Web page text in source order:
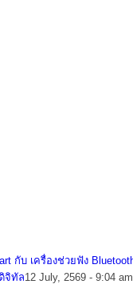
กับ เครื่องช่วยฟัง
จิทัล12 July, 2569 - 9:04 am